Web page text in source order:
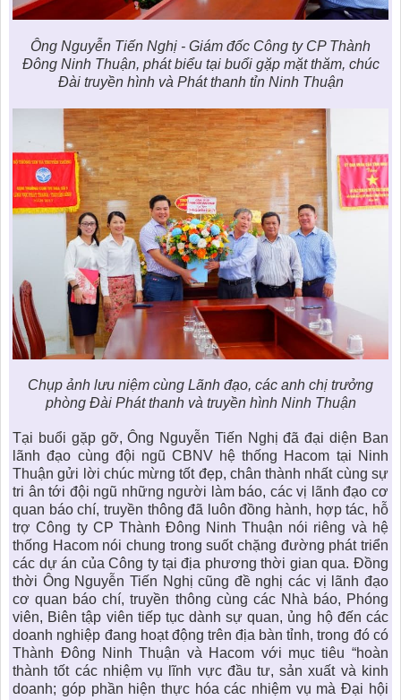
Ông Nguyễn Tiến Nghị - Giám đốc Công ty CP Thành
Đông Ninh Thuận, phát biểu tại buổi gặp mặt thăm, chúc
Đài truyền hình và Phát thanh tỉn Ninh Thuận
Chụp ảnh lưu niệm cùng Lãnh đạo, các anh chị trưởng
phòng Đài Phát thanh và truyền hình Ninh Thuận
Tại buổi gặp gỡ, Ông Nguyễn Tiến Nghị đã đại diện Ban
lãnh đạo cùng đội ngũ CBNV hệ thống Hacom tại Ninh
Thuận gửi lời chúc mừng tốt đẹp, chân thành nhất cùng sự
tri ân tới đội ngũ những người làm báo, các vị lãnh đạo cơ
quan báo chí, truyền thông đã luôn đồng hành, hợp tác, hỗ
trợ Công ty CP Thành Đông Ninh Thuận nói riêng và hệ
thống Hacom nói chung trong suốt chặng đường phát triển
các dự án của Công ty tại địa phương thời gian qua. Đồng
thời Ông Nguyễn Tiến Nghị cũng đề nghị các vị lãnh đạo
cơ quan báo chí, truyền thông cùng các Nhà báo, Phóng
viên, Biên tập viên tiếp tục dành sự quan, ủng hộ đến các
doanh nghiệp đang hoạt động trên địa bàn tỉnh, trong đó có
Thành Đông Ninh Thuận và Hacom với mục tiêu “hoàn
thành tốt các nhiệm vụ lĩnh vực đầu tư, sản xuất và kinh
doanh; góp phần hiện thực hóa các nhiệm vụ mà Đại hội